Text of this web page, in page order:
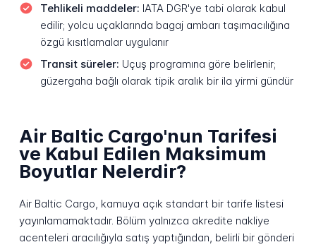
Tehlikeli maddeler: IATA DGR'ye tabi olarak kabul
edilir; yolcu uçaklarında bagaj ambarı taşımacılığına
özgü kısıtlamalar uygulanır
Transit süreler: Uçuş programına göre belirlenir;
güzergaha bağlı olarak tipik aralık bir ila yirmi gündür
Air Baltic Cargo'nun Tarifesi
ve Kabul Edilen Maksimum
Boyutlar Nelerdir?
Air Baltic Cargo, kamuya açık standart bir tarife listesi
yayınlamamaktadır. Bölüm yalnızca akredite nakliye
acenteleri aracılığıyla satış yaptığından, belirli bir gönderi